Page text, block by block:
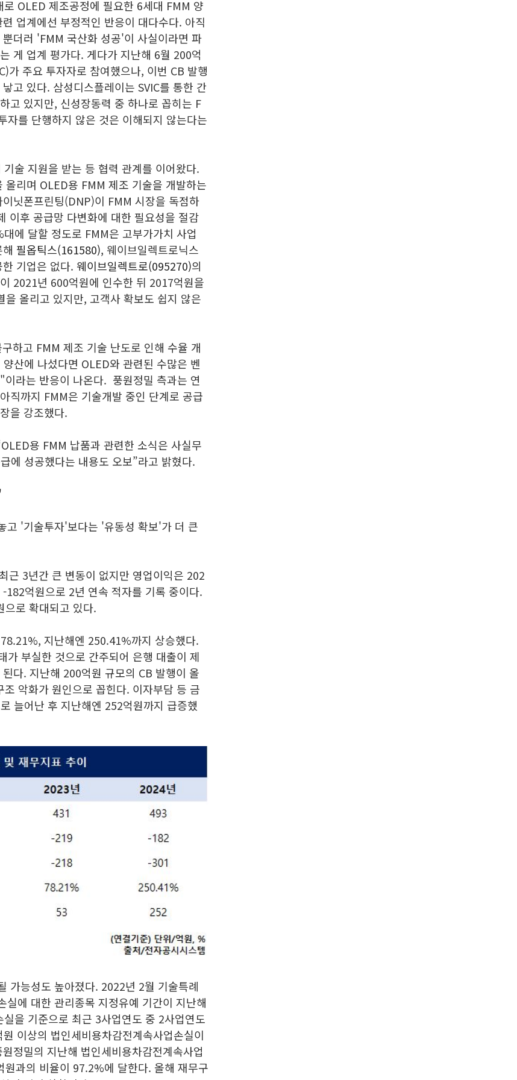
OLED 제조공정에 필요한 6세대 FMM 양
업계에선 부정적인 반응이 대다수다. 아직
더러 'FMM 국산화 성공'이 사실이라면 파
게 업계 평가다. 게다가 지난해 6월 200억
가 주요 투자자로 참여했으나, 이번 CB 발행
고 있다. 삼성디스플레이는 SVIC를 통한 간
고 있지만, 신성장동력 중 하나로 꼽히는 F
자를 단행하지 않은 것은 이해되지 않는다는
술 지원을 받는 등 협력 관계를 이어왔다.
리며 OLED용 FMM 제조 기술을 개발하는
닛폰프린팅(DNP)이 FMM 시장을 독점하
이후 공급망 다변화에 대한 필요성을 절감
에 달할 정도로 FMM은 고부가가치 사업
필옵틱스(161580), 웨이브일렉트로닉스
기업은 없다. 웨이브일렉트로(095270)의
이 2021년 600억원에 인수한 뒤 2017억원을
올리고 있지만, 고객사 확보도 쉽지 않은
하고 FMM 제조 기술 난도로 인해 수율 개
산에 나섰다면 OLED와 관련된 수많은 벤
라는 반응이 나온다. 풍원정밀 측과는 연
직까지 FMM은 기술개발 중인 단계로 공급
을 강조했다.
용 FMM 납품과 관련한 소식은 사실무
에 성공했다는 내용도 오보”라고 밝혔다.
고 '기술투자'보다는 '유동성 확보'가 더 큰
근 3년간 큰 변동이 없지만 영업이익은 202
억원으로 2년 연속 적자를 기록 중이다.
로 확대되고 있다.
지난해엔 250.41%까지 상승했다.
부실한 것으로 간주되어 은행 대출이 제
다. 지난해 200억원 규모의 CB 발행이 올
악화가 원인으로 꼽힌다. 이자부담 등 금
늘어난 후 지난해엔 252억원까지 급증했
가능성도 높아졌다. 2022년 2월 기술특례
에 대한 관리종목 지정유예 기간이 지난해
을 기준으로 최근 3사업연도 중 2사업연도
이상의 법인세비용차감전계속사업손실이
정밀의 지난해 법인세비용차감전계속사업
과의 비율이 97.2%에 달한다. 올해 재무구